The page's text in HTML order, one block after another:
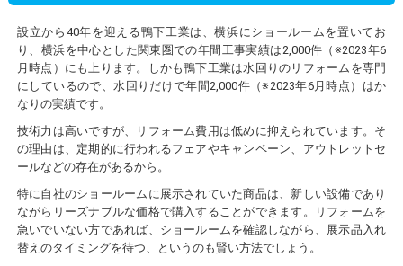
設立から40年を迎える鴨下工業は、横浜にショールームを置いてお
り、横浜を中心とした関東圏での年間工事実績は2,000件（※2023年6
月時点）にも上ります。しかも鴨下工業は水回りのリフォームを専門
にしているので、水回りだけで年間2,000件（※2023年6月時点）はか
なりの実績です。
技術力は高いですが、リフォーム費用は低めに抑えられています。そ
の理由は、定期的に行われるフェアやキャンペーン、アウトレットセ
ールなどの存在があるから。
特に自社のショールームに展示されていた商品は、新しい設備であり
ながらリーズナブルな価格で購入することができます。リフォームを
急いでいない方であれば、ショールームを確認しながら、展示品入れ
替えのタイミングを待つ、というのも賢い方法でしょう。